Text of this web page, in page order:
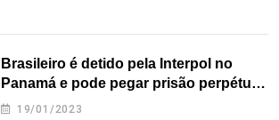
Brasileiro é detido pela Interpol no
Panamá e pode pegar prisão perpétua
nos EUA
19/01/2023